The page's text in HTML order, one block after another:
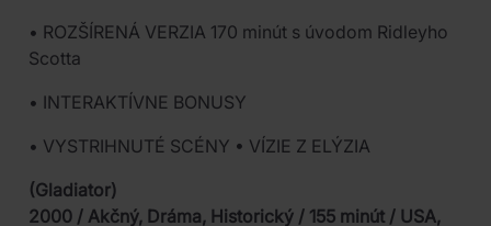
• ROZŠÍRENÁ VERZIA 170 minút s úvodom Ridleyho
Scotta
• INTERAKTÍVNE BONUSY
• VYSTRIHNUTÉ SCÉNY • VÍZIE Z ELÝZIA
(Gladiator)
2000 / Akčný, Dráma, Historický / 155 minút / USA,